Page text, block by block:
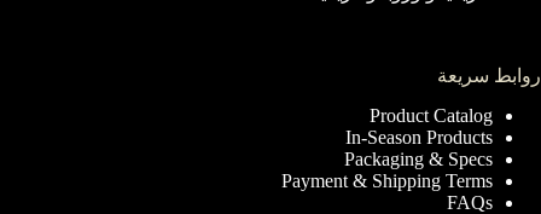
روابط سريعة
Product Catalog
In-Season Products
Packaging & Specs
Payment & Shipping Terms
FAQs